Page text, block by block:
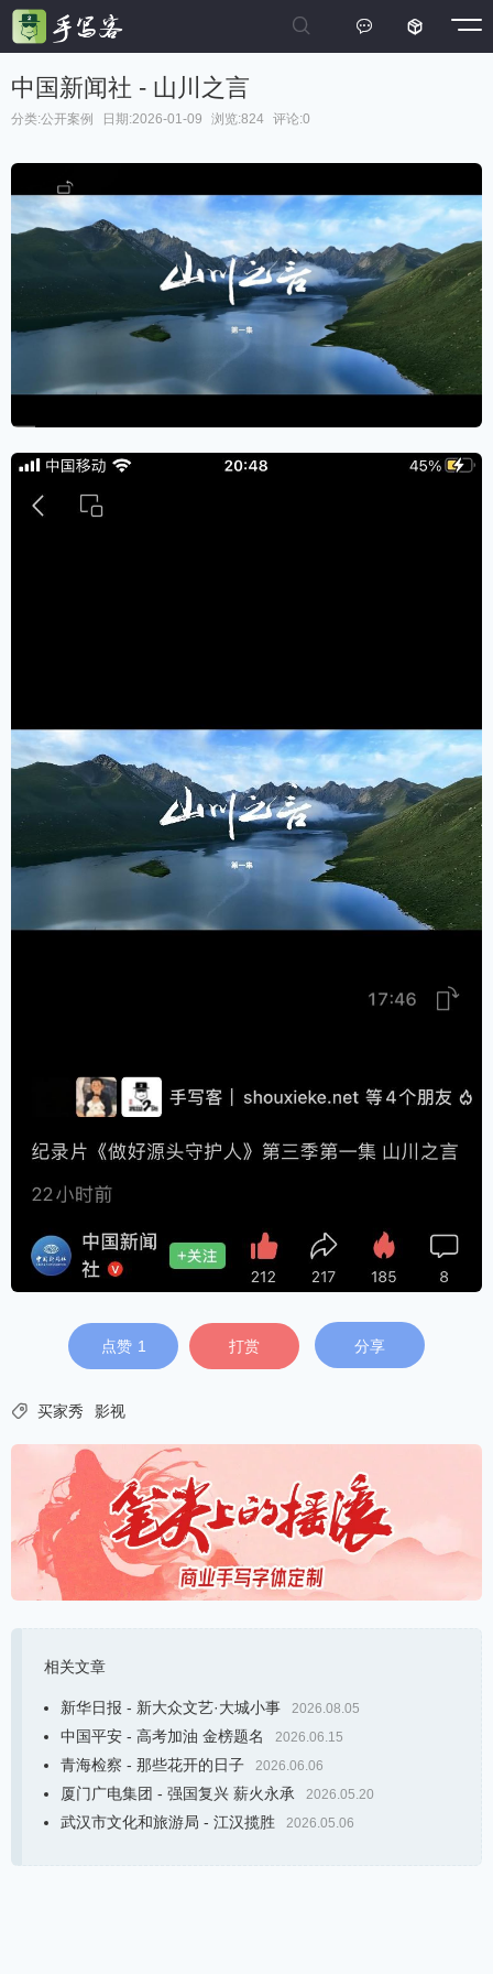
 

中国新闻社 - 山川之言
分类:公开案例 日期:2026-01-09 浏览:824 评论:0
点赞 1 打赏 分享
 买家秀 影视
相关文章
新华日报 - 新大众文艺·大城小事 2026.08.05
中国平安 - 高考加油 金榜题名 2026.06.15
青海检察 - 那些花开的日子 2026.06.06
厦门广电集团 - 强国复兴 薪火永承 2026.05.20
武汉市文化和旅游局 - 江汉揽胜 2026.05.06